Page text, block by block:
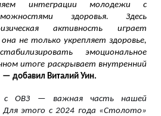
интеграции молодежи с
здоровья. Здесь
активность играет
не только укрепляет здоровье,
эмоциональное
итоге раскрывает внутренний
— добавил Виталий Уин.
с ОВЗ — важная часть нашей
Для этого с 2024 года «Столото»